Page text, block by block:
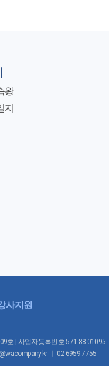
왕
지
사지원
호 | 사업자등록번호 571-88-01095
ㅣ 02-6959-7755